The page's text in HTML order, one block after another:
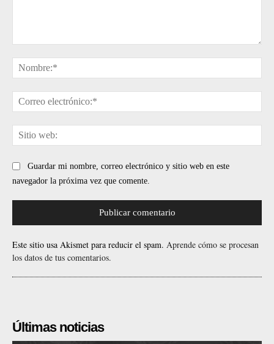
Guardar mi nombre, correo electrónico y sitio web en este
navegador la próxima vez que comente.
Este sitio usa Akismet para reducir el spam. Aprende cómo se procesan
los datos de tus comentarios.
Últimas noticias